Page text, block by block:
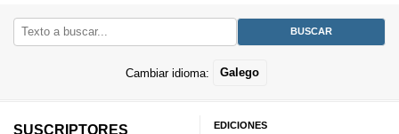
Cambiar idioma: Galego
SUSCRIPTORES
EDICIONES